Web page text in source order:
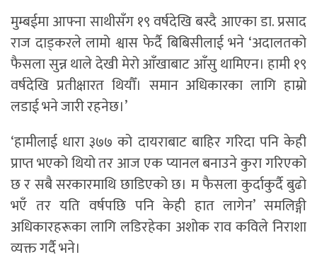
मुम्बईमा आफ्ना साथीसँग १९ वर्षदेखि बस्दै आएका डा. प्रसाद
राज दाड्करले लामो श्वास फेर्दै बिबिसीलाई भने ‘अदालतको
फैसला सुन्न थाले देखी मेरो आँखाबाट आँसु थामिएन। हामी १९
वर्षदेखि प्रतीक्षारत थियौँ। समान अधिकारका लागि हाम्रो
लडाई भने जारी रहनेछ।’
‘हामीलाई धारा ३७७ को दायराबाट बाहिर गरिदा पनि केही
प्राप्त भएको थियो तर आज एक प्यानल बनाउने कुरा गरिएको
छ र सबै सरकारमाथि छाडिएको छ। म फैसला कुर्दाकुर्दै बुढो
भएँ तर यति वर्षपछि पनि केही हात लागेन’ समलिङ्गी
अधिकारहरूका लागि लडिरहेका अशोक राव कविले निराशा
व्यक्त गर्दै भने।